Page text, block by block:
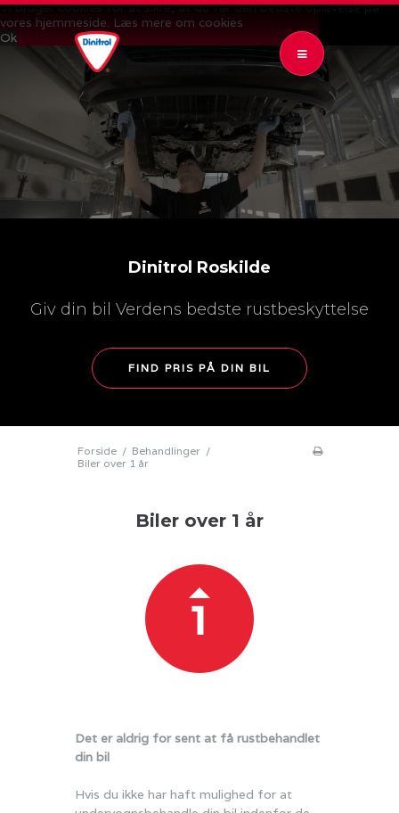
OPEN SUBMENU (RUSTBESKYTTELSE)
RUSTBESKYTTELSE
4
OPEN SUBMENU (KONTROL & GARANTI)
KONTROL & GARANTI
2
OPEN SUBMENU (PRISER)
PRISER
2
OPEN SUBMENU (NYHEDER)
NYHEDER
AR BILUDLEJNING
Vi bruger cookies for at sikre, at du får den bedste oplevelse på
vores hjemmeside. Læs mere om cookies
Ok
Dinitrol Roskilde
Giv din bil Verdens bedste rustbeskyttelse
FIND PRIS PÅ DIN BIL
Forside / Behandlinger /
Biler over 1 år
Biler over 1 år
Det er aldrig for sent at få rustbehandlet
din bil
Hvis du ikke har haft mulighed for at